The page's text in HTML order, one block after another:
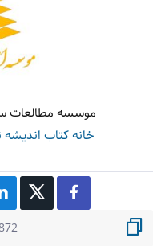
موسسه مطالعات
خانه کتاب اندیشه